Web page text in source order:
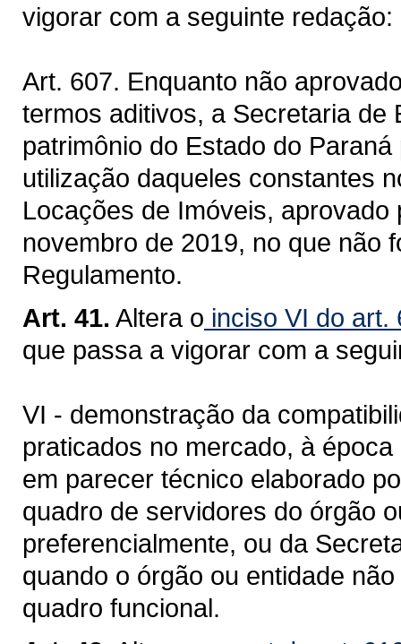
vigorar com a seguinte redação:
Art. 607. Enquanto não
termos aditivos, a Secretaria de
patrimônio do Estado do
utilização daqueles constantes
Locações de Imóveis, aprovado
novembro de 2019, no que não
Regulamento.
Art. 41. Altera o inciso VI do art.
que passa a vigorar com a
VI - demonstração da
praticados no mercado, à
em parecer técnico elaborado
quadro de servidores do órgão
preferencialmente, ou da
quando o órgão ou entidade
quadro funcional.